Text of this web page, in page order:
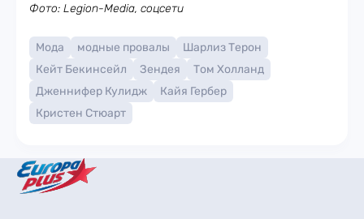
Фото: Legion-Media, соцсети
Мода модные провалы
Шарлиз Терон
Кейт Бекинсейл
Зендея
Том Холланд
Дженнифер Кулидж
Кайя Гербер
Кристен Стюарт